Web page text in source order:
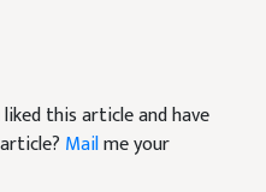
liked this article and have
Mailme your